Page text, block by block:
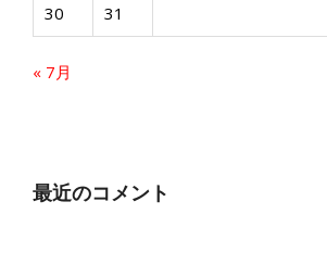
30 31
« 7月
最近のコメント